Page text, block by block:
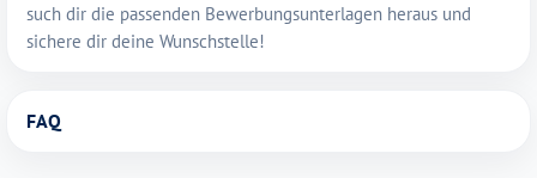
such dir die passenden Bewerbungsunterlagen heraus und
sichere dir deine Wunschstelle!
FAQ